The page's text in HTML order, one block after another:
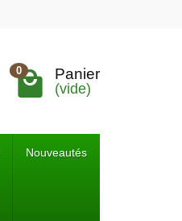
0 Panier
(vide)
Nouveautés